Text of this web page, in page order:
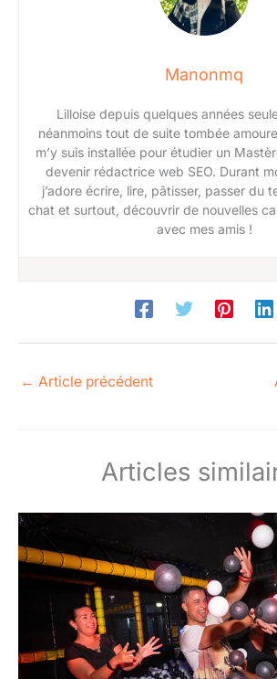
Manonmq
Lilloise depuis quelques années
néanmoins tout de suite tombée
m’y suis installée pour étudier un
devenir rédactrice web SEO. Durant
j’adore écrire, lire, pâtisser, passer du
chat et surtout, découvrir de nouvelles
avec mes amis !
← Article précédent
Articles